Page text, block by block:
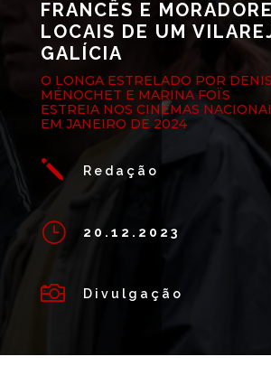
FRANCÊS E
LOCAIS DE UM
GALÍCIA
O LONGA ESTRELADO POR DENIS
MÉNOCHET E MARINA FOÏS
ESTREIA NOS CINEMAS
EM JANEIRO DE 2024
j Redação
} 20.12.2023
 Divulgação